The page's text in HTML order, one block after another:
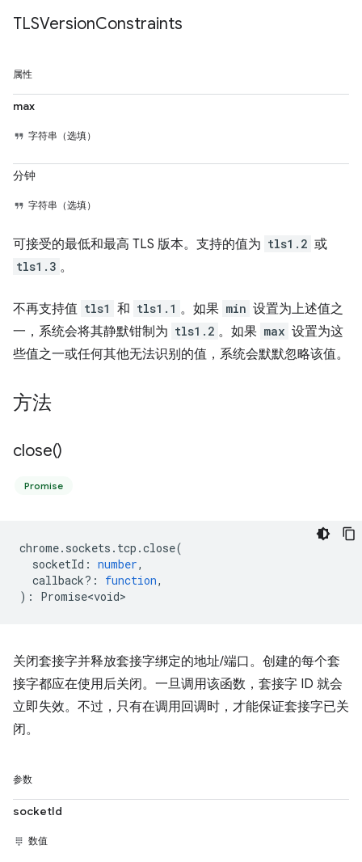
TLSVersionConstraints
属性
max
字符串（选填）
分钟
字符串（选填）
可接受的最低和最高 TLS 版本。支持的值为 tls1.2 或
tls1.3 。
不再支持值 tls1 和 tls1.1 。如果 min 设置为上述值之
一，系统会将其静默钳制为 tls1.2 。如果 max 设置为这
些值之一或任何其他无法识别的值，系统会默默忽略该值。
方法
close()
Promise
chrome. sockets . tcp .close(
socketId : number,
callback? : function,
) : Promise<void>
关闭套接字并释放套接字绑定的地址/端口。创建的每个套
接字都应在使用后关闭。一旦调用该函数，套接字 ID 就会
立即失效。不过，只有在调用回调时，才能保证套接字已关
闭。
参数
socketId
数值